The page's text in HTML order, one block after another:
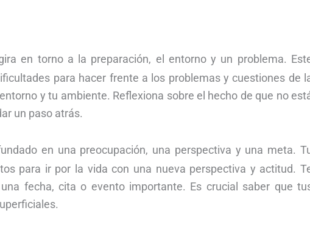
en torno a la preparación, el entorno y un problema.
para hacer frente a los problemas y cuestiones de
y tu ambiente. Reflexiona sobre el hecho de que no
un paso atrás.
en una preocupación, una perspectiva y una meta.
para ir por la vida con una nueva perspectiva y actitud.
fecha, cita o evento importante. Es crucial saber que